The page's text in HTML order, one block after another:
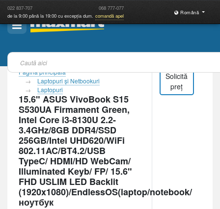
022 837-707 068 777-077
de la 9:00 până la 19:00 cu excepția dum. comandă apel
Română
Pagina principală
Laptopuri şi Netbookuri
Laptopuri
15.6" ASUS VivoBook S15
S530UA Firmament Green,
Intel Core i3-8130U 2.2-
3.4GHz/8GB DDR4/SSD
256GB/Intel UHD620/WiFi
802.11AC/BT4.2/USB
TypeC/ HDMI/HD WebCam/
Illuminated Keyb/ FP/ 15.6"
FHD USLIM LED Backlit
(1920x1080)/EndlessOS(laptop/notebook/
ноутбук
Solicită
preț